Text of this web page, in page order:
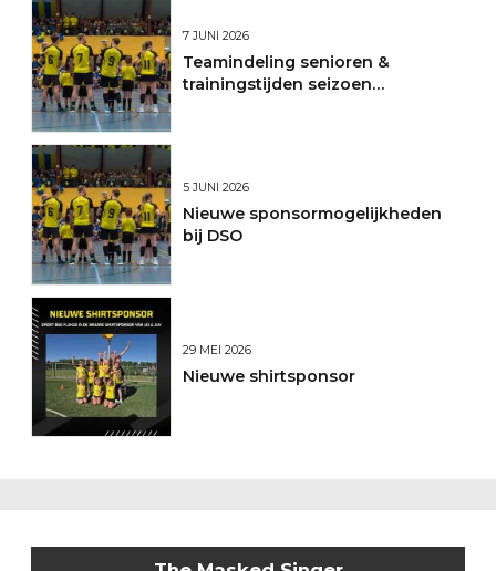
7 JUNI 2026
Teamindeling senioren &
trainingstijden seizoen
5 JUNI 2026
Nieuwe sponsormogelijkheden
bij DSO
29 MEI 2026
Nieuwe shirtsponsor